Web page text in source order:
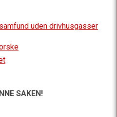
uden drivhusgasser
SAKEN!